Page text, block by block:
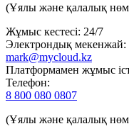
(Ұялы және қалалық
Жұмыс кестесі: 24/7
Электрондық мекенжай:
mark@mycloud.kz
Платформамен жұмыс
Телефон:
8 800 080 0807
(Ұялы және қалалық